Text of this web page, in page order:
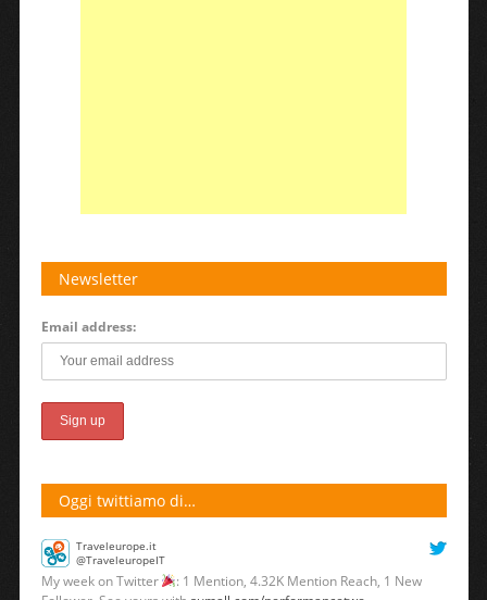
Newsletter
Email address:
Oggi twittiamo di…
Traveleurope.it
@TraveleuropeIT
My week on Twitter
: 1 Mention, 4.32K Mention Reach, 1 New